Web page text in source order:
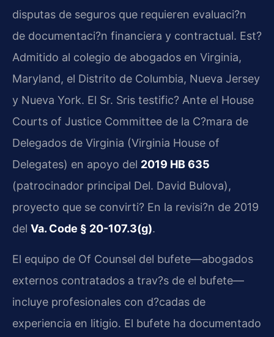
disputas de seguros que requieren evaluaci?n
de documentaci?n financiera y contractual. Est?
Admitido al colegio de abogados en Virginia,
Maryland, el Distrito de Columbia, Nueva Jersey
y Nueva York. El Sr. Sris testific? Ante el House
Courts of Justice Committee de la C?mara de
Delegados de Virginia (Virginia House of
Delegates) en apoyo del 2019 HB 635
(patrocinador principal Del. David Bulova),
proyecto que se convirti? En la revisi?n de 2019
del Va. Code § 20-107.3(g).
El equipo de Of Counsel del bufete—abogados
externos contratados a trav?s de el bufete—
incluye profesionales con d?cadas de
experiencia en litigio. El bufete ha documentado